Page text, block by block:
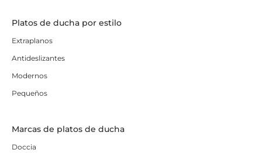
Platos de ducha por estilo
Extraplanos
Antideslizantes
Modernos
Pequeños
Marcas de platos de ducha
Doccia